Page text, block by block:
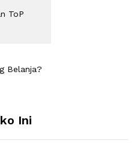
ToP
Belanja?
Ini